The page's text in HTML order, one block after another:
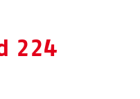
224